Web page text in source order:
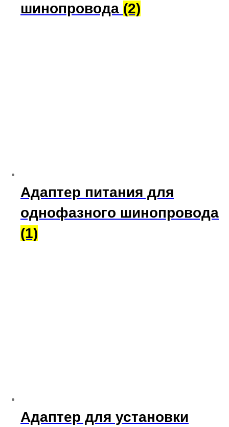
шинопровода (2)
Адаптер питания для
однофазного шинопровода
(1)
Адаптер для установки